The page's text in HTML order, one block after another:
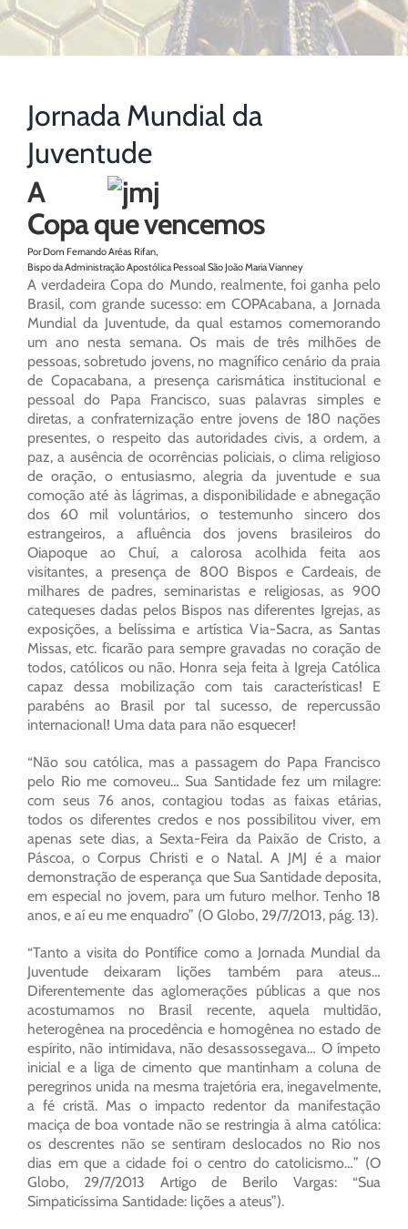
Jornada Mundial da
Juventude
A
Copa que vencemos
Por Dom Fernando Arêas Rifan,
Bispo da Administração Apostólica Pessoal São João Maria Vianney
A verdadeira Copa do Mundo, realmente, foi ganha pelo
Brasil, com grande sucesso: em COPAcabana, a Jornada
Mundial da Juventude, da qual estamos comemorando
um ano nesta semana. Os mais de três milhões de
pessoas, sobretudo jovens, no magnífico cenário da praia
de Copacabana, a presença carismática institucional e
pessoal do Papa Francisco, suas palavras simples e
diretas, a confraternização entre jovens de 180 nações
presentes, o respeito das autoridades civis, a ordem, a
paz, a ausência de ocorrências policiais, o clima religioso
de oração, o entusiasmo, alegria da juventude e sua
comoção até às lágrimas, a disponibilidade e abnegação
dos 60 mil voluntários, o testemunho sincero dos
estrangeiros, a afluência dos jovens brasileiros do
Oiapoque ao Chuí, a calorosa acolhida feita aos
visitantes, a presença de 800 Bispos e Cardeais, de
milhares de padres, seminaristas e religiosas, as 900
catequeses dadas pelos Bispos nas diferentes Igrejas, as
exposições, a belíssima e artística Via-Sacra, as Santas
Missas, etc. ficarão para sempre gravadas no coração de
todos, católicos ou não. Honra seja feita à Igreja Católica
capaz dessa mobilização com tais características! E
parabéns ao Brasil por tal sucesso, de repercussão
internacional! Uma data para não esquecer!
“Não sou católica, mas a passagem do Papa Francisco
pelo Rio me comoveu… Sua Santidade fez um milagre:
com seus 76 anos, contagiou todas as faixas etárias,
todos os diferentes credos e nos possibilitou viver, em
apenas sete dias, a Sexta-Feira da Paixão de Cristo, a
Páscoa, o Corpus Christi e o Natal. A JMJ é a maior
demonstração de esperança que Sua Santidade deposita,
em especial no jovem, para um futuro melhor. Tenho 18
anos, e aí eu me enquadro” (O Globo, 29/7/2013, pág. 13).
“Tanto a visita do Pontífice como a Jornada Mundial da
Juventude deixaram lições também para ateus…
Diferentemente das aglomerações públicas a que nos
acostumamos no Brasil recente, aquela multidão,
heterogênea na procedência e homogênea no estado de
espírito, não intimidava, não desassossegava… O ímpeto
inicial e a liga de cimento que mantinham a coluna de
peregrinos unida na mesma trajetória era, inegavelmente,
a fé cristã. Mas o impacto redentor da manifestação
maciça de boa vontade não se restringia à alma católica:
os descrentes não se sentiram deslocados no Rio nos
dias em que a cidade foi o centro do catolicismo…” (O
Globo, 29/7/2013 Artigo de Berilo Vargas: “Sua
Simpaticíssima Santidade: lições a ateus”).